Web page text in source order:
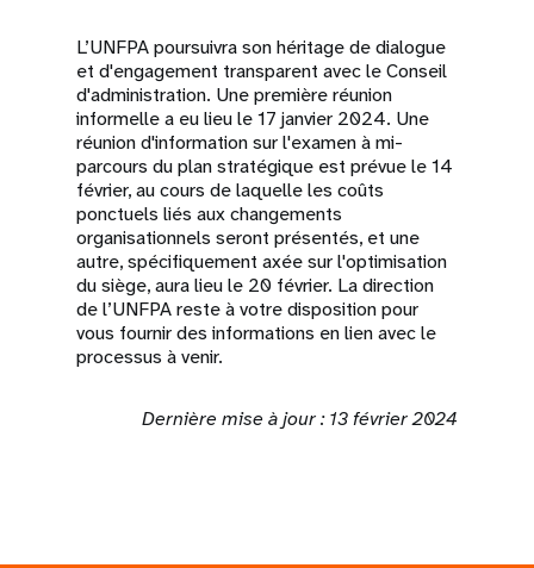
L’UNFPA poursuivra son héritage de dialogue
et d'engagement transparent avec le Conseil
d'administration. Une première réunion
informelle a eu lieu le 17 janvier 2024. Une
réunion d'information sur l'examen à mi-
parcours du plan stratégique est prévue le 14
février, au cours de laquelle les coûts
ponctuels liés aux changements
organisationnels seront présentés, et une
autre, spécifiquement axée sur l'optimisation
du siège, aura lieu le 20 février. La direction
de l’UNFPA reste à votre disposition pour
vous fournir des informations en lien avec le
processus à venir.
Dernière mise à jour : 13 février 2024